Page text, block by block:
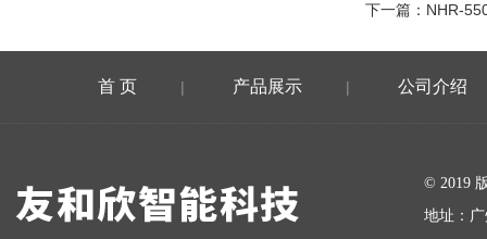
下一篇： NHR-
首 页 | 产品展示 | 公司介绍
© 2019
地址：